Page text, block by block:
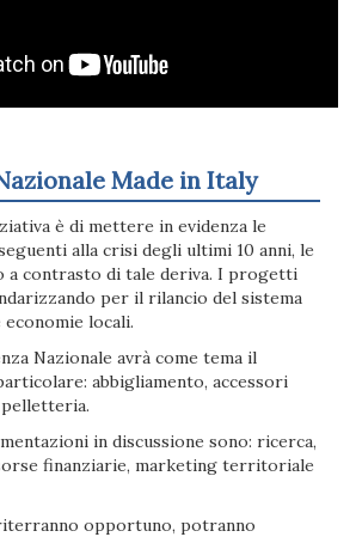
Made in Italy
è di mettere in evidenza le
alla crisi degli ultimi 10 anni, le
a contrasto di tale deriva. I progetti
per il rilancio del sistema
locali.
Nazionale avrà come tema il
abbigliamento, accessori
in discussione sono: ricerca,
finanziarie, marketing territoriale
opportuno, potranno